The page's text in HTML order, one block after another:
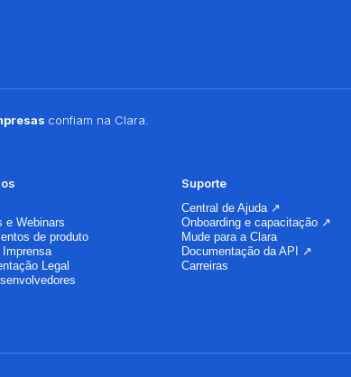
confiam na Clara.
e Webinars
de produto
Legal
Suporte
Central de Ajuda ↗
Onboarding e capacitação ↗
Mude para a Clara
Documentação da API ↗
Carreiras